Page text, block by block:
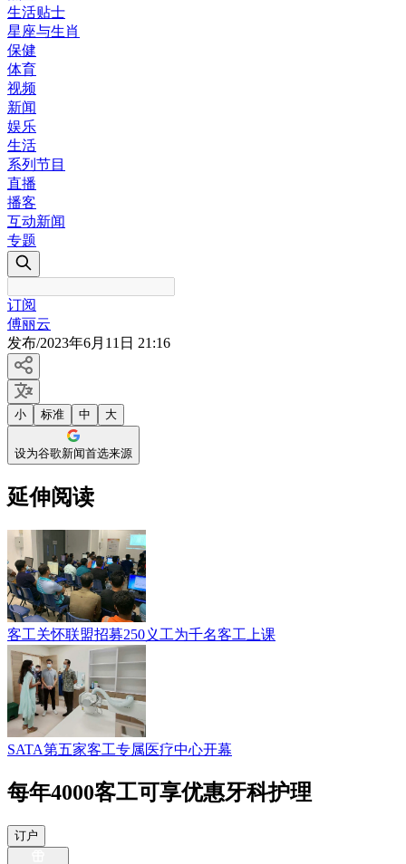
生活贴士
星座与生肖
保健
体育
视频
新闻
娱乐
生活
系列节目
直播
播客
互动新闻
专题
订阅
傅丽云
发布/2023年6月11日 21:16
小 标准 中 大
设为谷歌新闻首选来源
延伸阅读
客工关怀联盟招募250义工为千名客工上课
SATA第五家客工专属医疗中心开幕
每年4000客工可享优惠牙科护理
订户